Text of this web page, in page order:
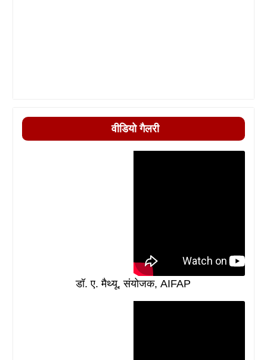
वीडियो गैलरी
डॉ. ए. मैथ्यू, संयोजक, AIFAP